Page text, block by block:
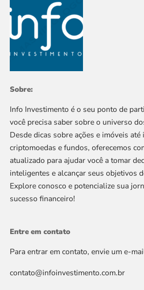
Sobre:
Info Investimento é o seu ponto de
você precisa saber sobre o universo
Desde dicas sobre ações e imóveis
criptomoedas e fundos, oferecemos
atualizado para ajudar você a tomar
inteligentes e alcançar seus objetivos
Explore conosco e potencialize sua
sucesso financeiro!
Entre em contato
Para entrar em contato, envie um e-
contato@infoinvestimento.com.br